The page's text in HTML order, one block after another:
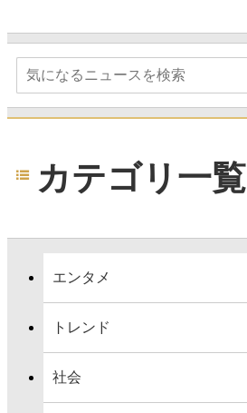
カテゴリ一覧
エンタメ
トレンド
社会